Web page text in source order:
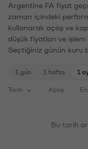
Argentine FA fiyat
zaman içindeki
kullanarak açılış ve
düşük fiyatları ve
Seçtiğiniz günün kuru
1 gün 1 hafta 1
Tarih Açılış
Bu tarih